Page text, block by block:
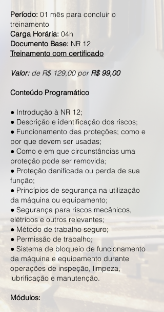
​Período: 01 mês para concluir o
treinamento
Carga Horária: 04h
Documento Base: NR 12
Treinamento com certificado
Valor:de R$ 129,00 por R$ 99,00
Conteúdo Programático
● Introdução à NR 12;
● Descrição e identificação dos riscos;
● Funcionamento das proteções; como e
por que devem ser usadas;
● Como e em que circunstâncias uma
proteção pode ser removida;
● Proteção danificada ou perda de sua
função;
● Princípios de segurança na utilização
da máquina ou equipamento;
● Segurança para riscos mecânicos,
elétricos e outros relevantes;
● Método de trabalho seguro;
● Permissão de trabalho;
● Sistema de bloqueio de funcionamento
da máquina e equipamento durante
operações de inspeção, limpeza,
lubrificação e manutenção.
Módulos: